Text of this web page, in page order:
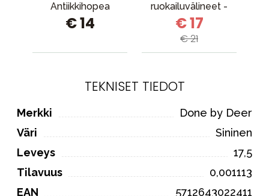
Antiikkihopea
€ 14
ruokailuvälineet -
Deer friends Powder
€ 17
€ 21
TEKNISET TIEDOT
Merkki
Done by Deer
Väri
Sininen
Leveys
17,5
Tilavuus
0,001113
EAN
5712643022411